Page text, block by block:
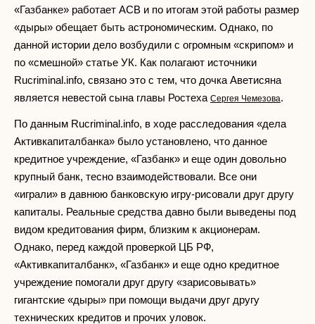
«Газбанке» работает АСВ и по итогам этой работы размер
«дыры» обещает быть астрономическим. Однако, по
данной истории дело возбудили с огромным «скрипом» и
по «смешной» статье УК. Как полагают источники
Rucriminal.info, связано это с тем, что дочка Аветисяна
является невестой сына главы Ростеха Сергея Чемезова.
По данным Rucriminal.info, в ходе расследования «дела
Активкапиталбанка» было установлено, что данное
кредитное учреждение, «Газбанк» и еще один довольно
крупный банк, тесно взаимодействовали. Все они
«играли» в давнюю банковскую игру-рисовали друг другу
капиталы. Реальные средства давно были выведены под
видом кредитования фирм, близким к акционерам.
Однако, перед каждой проверкой ЦБ РФ,
«Активкапиталбанк», «Газбанк» и еще одно кредитное
учреждение помогали друг другу «зарисовывать»
гигантские «дыры» при помощи выдачи друг другу
технических кредитов и прочих уловок.